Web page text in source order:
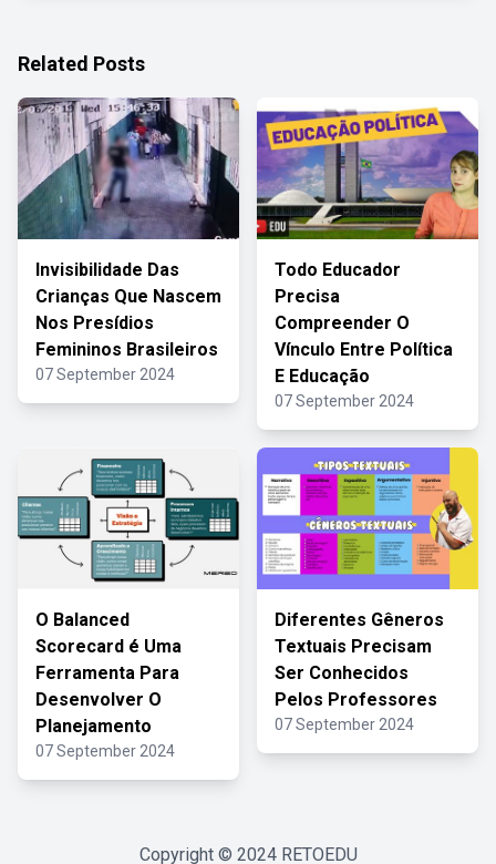
Related Posts
Invisibilidade Das
Crianças Que Nascem
Nos Presídios
Femininos Brasileiros
07 September 2024
Todo Educador
Precisa
Compreender O
Vínculo Entre Política
E Educação
07 September 2024
O Balanced
Scorecard é Uma
Ferramenta Para
Desenvolver O
Planejamento
07 September 2024
Diferentes Gêneros
Textuais Precisam
Ser Conhecidos
Pelos Professores
07 September 2024
Copyright © 2024 RETOEDU